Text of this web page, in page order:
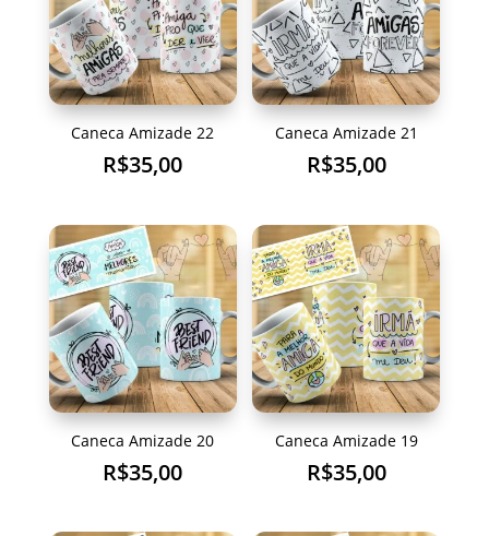
Caneca Amizade 22
R$35,00
Caneca Amizade 21
R$35,00
Caneca Amizade 20
R$35,00
Caneca Amizade 19
R$35,00